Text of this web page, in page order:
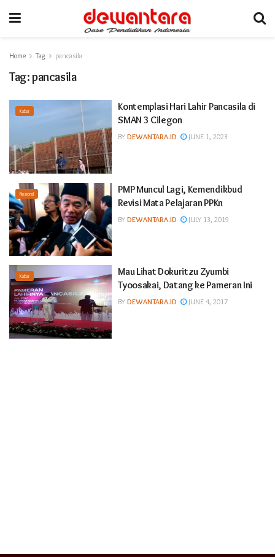
Home Tag pancasila
Tag:pancasila
Kabar
Kontemplasi Hari Lahir Pancasila di
SMAN 3 Cilegon
BY DEWANTARA.ID JUNE 1, 2023
Nasional
PMP Muncul Lagi, Kemendikbud
Revisi Mata Pelajaran PPKn
BY DEWANTARA.ID JULY 13, 2019
Kabar
Mau Lihat Dokuritzu Zyumbi
Tyoosakai, Datang ke Pameran Ini
BY DEWANTARA.ID JUNE 4, 2017